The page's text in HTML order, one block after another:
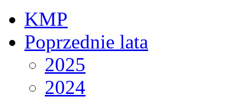
KMP
Poprzednie lata
2025
2024